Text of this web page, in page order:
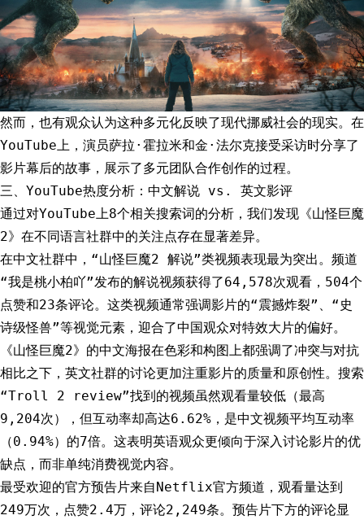
然而，也有观众认为这种多元化反映了现代挪威社会的现实。在
YouTube上，演员萨拉·霍拉米和金·法尔克接受采访时分享了
影片幕后的故事，展示了多元团队合作创作的过程。
三、YouTube热度分析：中文解说 vs. 英文影评
通过对YouTube上8个相关搜索词的分析，我们发现《山怪巨魔
2》在不同语言社群中的关注点存在显著差异。
在中文社群中，“山怪巨魔2 解说”类视频表现最为突出。频道
“我是桃小柏吖”发布的解说视频获得了64,578次观看，504个
点赞和23条评论。这类视频通常强调影片的“震撼炸裂”、“史
诗级怪兽”等视觉元素，迎合了中国观众对特效大片的偏好。
《山怪巨魔2》的中文海报在色彩和构图上都强调了冲突与对抗
相比之下，英文社群的讨论更加注重影片的质量和原创性。搜索
“Troll 2 review”找到的视频虽然观看量较低（最高
9,204次），但互动率却高达6.62%，是中文视频平均互动率
（0.94%）的7倍。这表明英语观众更倾向于深入讨论影片的优
缺点，而非单纯消费视觉内容。
最受欢迎的官方预告片来自Netflix官方频道，观看量达到
249万次，点赞2.4万，评论2,249条。预告片下方的评论显